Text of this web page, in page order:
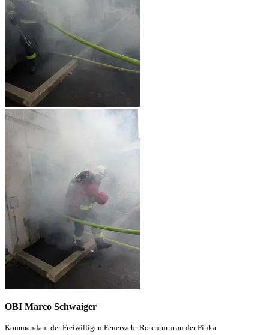
OBI Marco Schwaiger
Kommandant der Freiwilligen Feuerwehr Rotenturm an der Pinka